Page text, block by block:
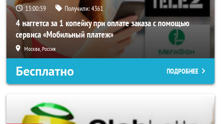
13:00:55 Получили:4361
4 наггетса за 1 копейку при оплате заказа с помощью
сервиса «Мобильный платеж»
Москва, Россия
Бесплатно ПОДРОБНЕЕ